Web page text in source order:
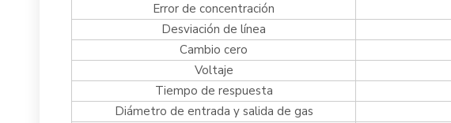
Error de concentración
Desviación de línea
Cambio cero
Voltaje
Tiempo de respuesta
Diámetro de entrada y salida de gas